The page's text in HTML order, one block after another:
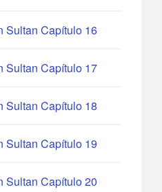
Sultan Capítulo 16
Sultan Capítulo 17
Sultan Capítulo 18
Sultan Capítulo 19
Sultan Capítulo 20